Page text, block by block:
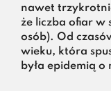
nawet
że liczba ofiar w
osób). Od
wieku, która
była epidemią